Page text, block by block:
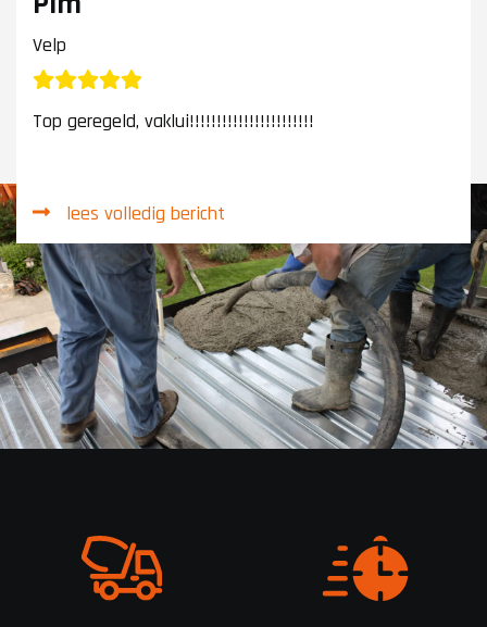
Velp
Top geregeld, vaklui!!!!!!!!!!!!!!!!!!!!!!!
lees volledig bericht